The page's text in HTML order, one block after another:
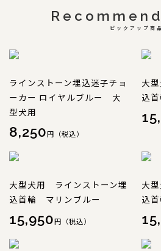
ピックアップ商品
ラインストーン埋込迷子チョ
ーカー ロイヤルブルー 大
型犬用
8,250円（税込）
大
込
大型犬用 ラインストーン埋
込首輪 マリンブルー
15,950円（税込）
大
込